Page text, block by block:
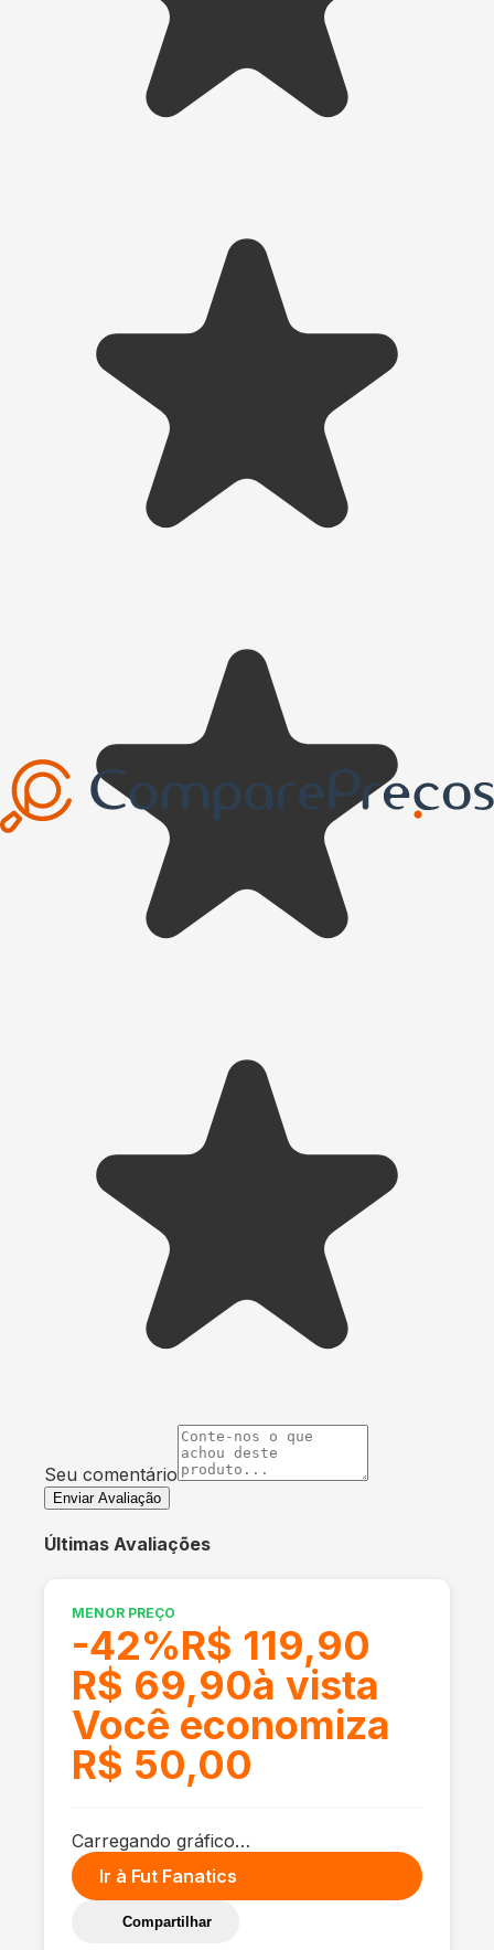
Seu comentário
Enviar Avaliação
Últimas Avaliações
MENOR PREÇO
-42%R$ 119,90
R$ 69,90à vista
Você economiza
R$ 50,00
Carregando gráfico…
Ir à Fut Fanatics
Compartilhar